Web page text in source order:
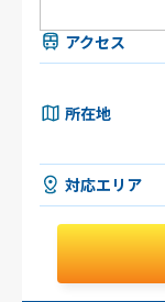
アクセス
所在地
対応エリア